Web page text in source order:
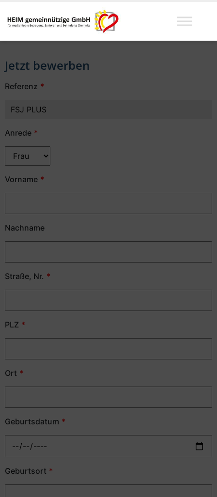
Jetzt bewerben
Referenz
Anrede
Vorname
Nachname
Straße, Nr.
PLZ
Ort
Geburtsdatum
Geburtsort